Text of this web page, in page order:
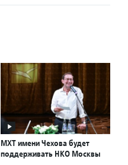
МХТ имени Чехова будет
поддерживать НКО Москвы